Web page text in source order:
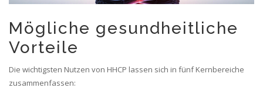
Mögliche gesundheitliche
Vorteile
Die wichtigsten Nutzen von HHCP lassen sich in fünf Kernbereiche
zusammenfassen: